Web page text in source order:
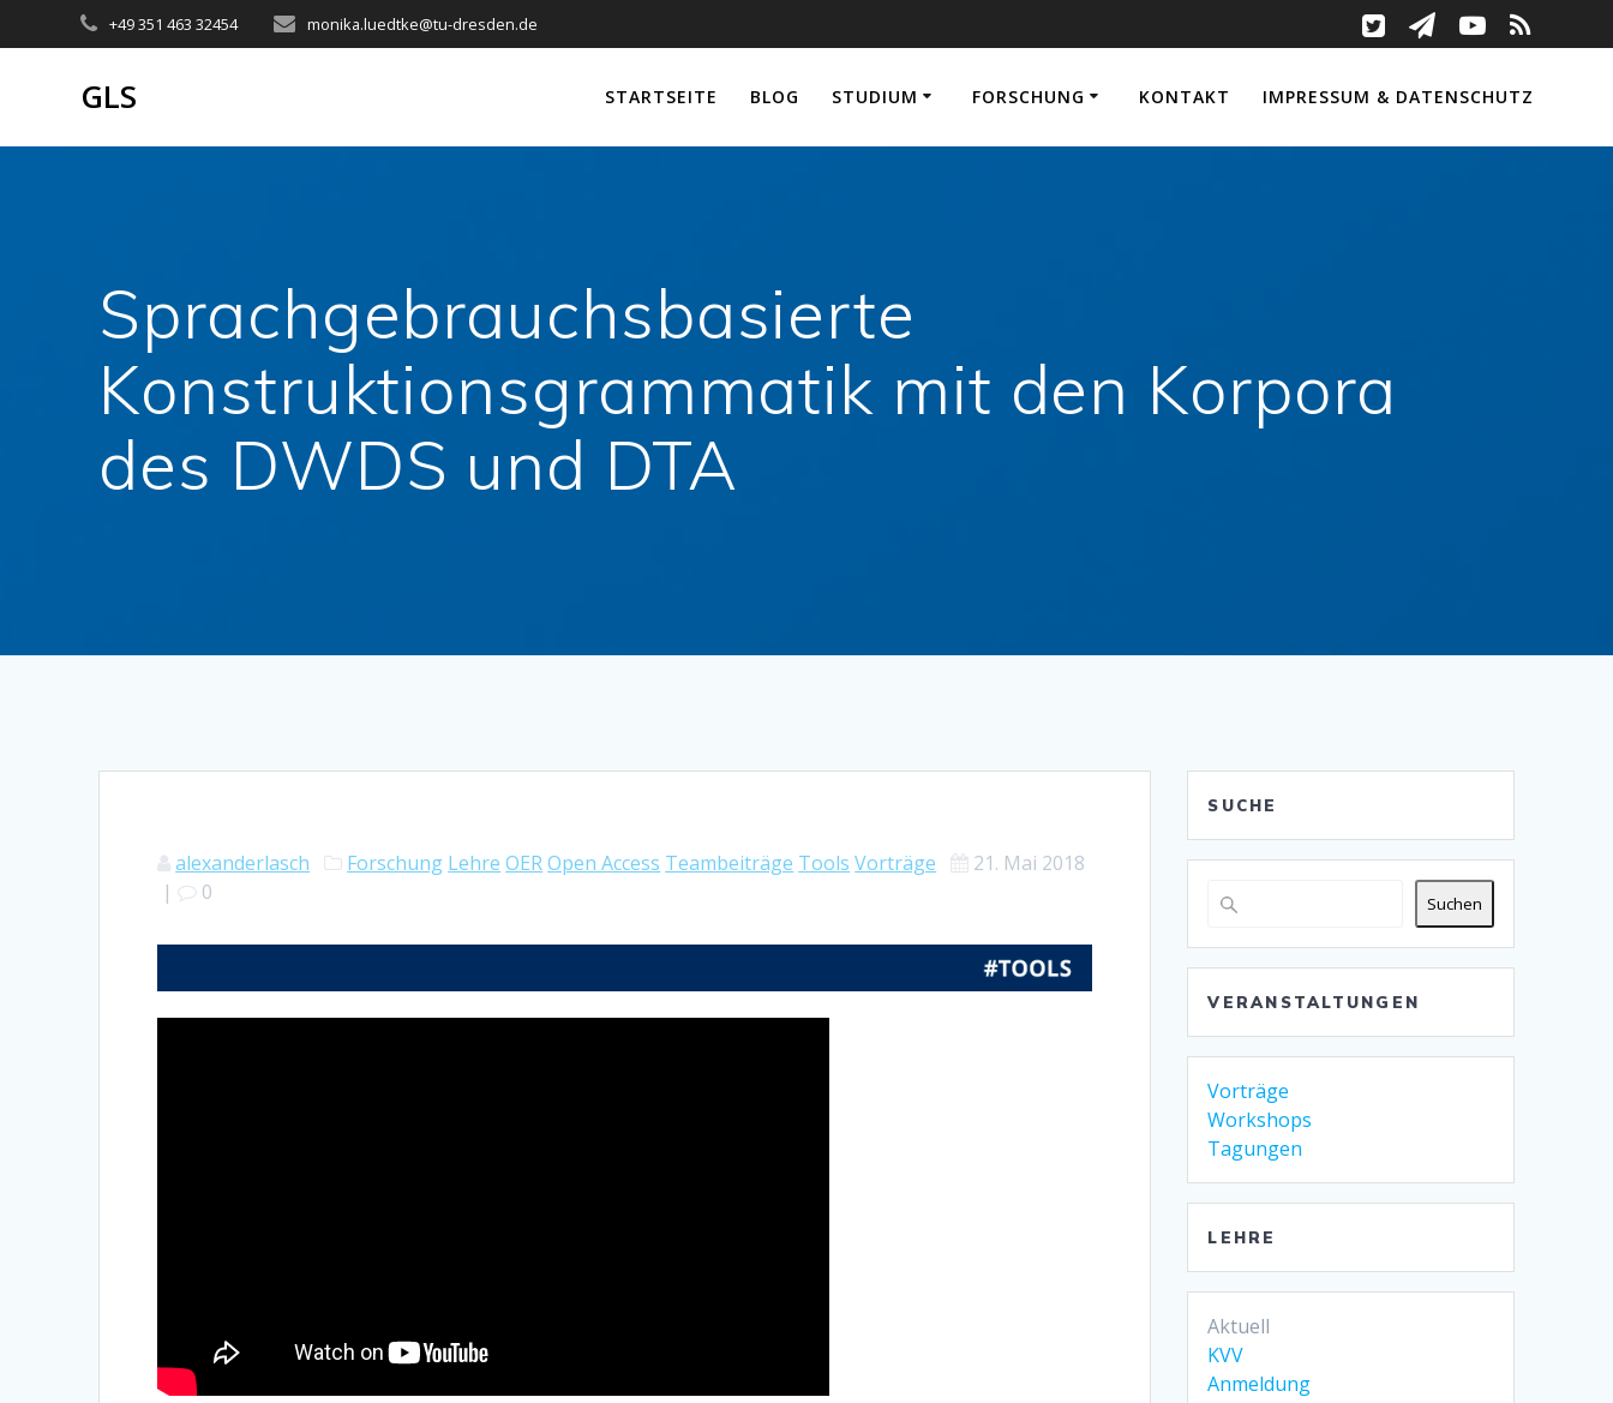
Inhalt
+49 351 463 32454 monika.luedtke@tu-dresden.de
GLS STARTSEITE BLOG STUDIUM FORSCHUNG KONTAKT IMPRESSUM & DATENSCHUTZ
Sprachgebrauchsbasierte
Konstruktionsgrammatik mit den Korpora
des DWDS und DTA
alexanderlasch Forschung Lehre OEROpen Access Teambeiträge Tools Vorträge
21. Mai 2018
|
0
SUCHE
Suchen
VERANSTALTUNGEN
Vorträge
Workshops
Tagungen
LEHRE
Aktuell
KVV
Anmeldung